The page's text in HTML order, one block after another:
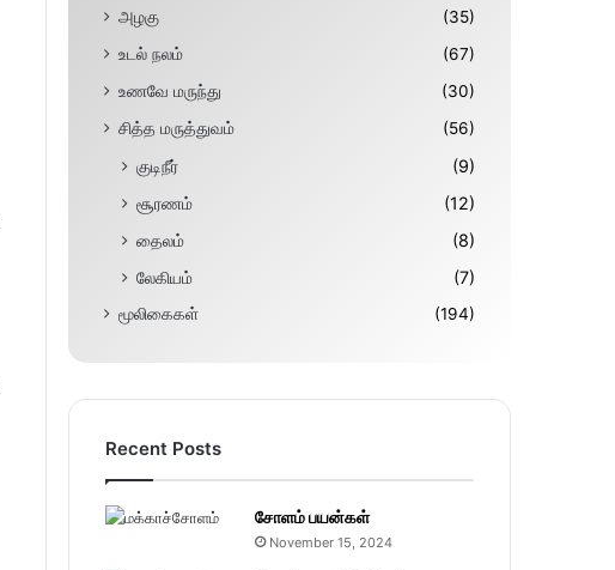
அழகு
(35)
உடல் நலம்
(67)
உணவே மருந்து
(30)
சித்த மருத்துவம்
(56)
குடிநீர்
(9)
சூரணம்
(12)
தைலம்
(8)
லேகியம்
(7)
மூலிகைகள் (194)
Recent Posts
சோளம் பயன்கள்
November 15, 2024